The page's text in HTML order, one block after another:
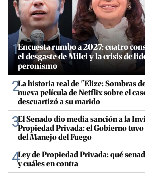
1Encuesta rumbo a 2027: cuatro
el desgaste de Milei y la crisis de
peronismo
2La historia real de "Elize: Sombras
nueva película de Netflix sobre el
descuartizó a su marido
3El Senado dio media sanción a la
Propiedad Privada: el Gobierno tuvo
del Manejo del Fuego
4Ley de Propiedad Privada: qué
y cuáles en contra